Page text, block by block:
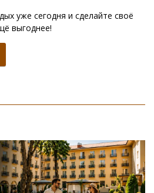
уже сегодня и сделайте своё
выгоднее!